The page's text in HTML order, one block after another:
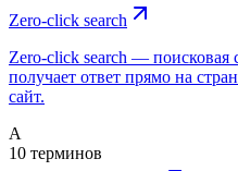
Zero-click search
Zero-click search — поисковая
получает ответ прямо на
сайт.
А
10 терминов